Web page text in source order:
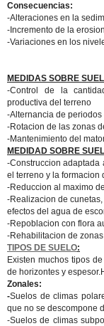
Consecuencias:
-Alteraciones en la
-Incremento de la
-Variaciones en los
MEDIDAS SOBRE
-Control de la
productiva del terreno
-Alternancia de
-Rotacion de las zonas
-Mantenimiento del
MEDIDAD SOBRE
-Construccion adaptada
el terreno y la formacion
-Reduccion al maximo
-Realizacion de
efectos del agua de
-Repoblacion con flora
-Rehabilitacion de
TIPOS DE SUELO:
Existen muchos tipos
de horizontes y
Zonales:
-Suelos de climas
que no se descompone
-Suelos de climas